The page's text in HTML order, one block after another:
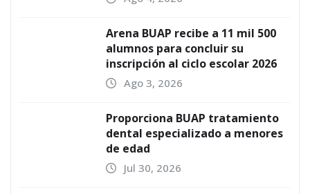
Arena BUAP recibe a 11 mil 500
alumnos para concluir su
inscripción al ciclo escolar 2026
Ago 3, 2026
Proporciona BUAP tratamiento
dental especializado a menores
de edad
Jul 30, 2026